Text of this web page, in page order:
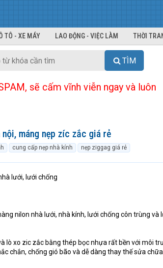
TÔ - XE MÁY LAO ĐỘNG - VIỆC LÀM THỜI
TÌM
sẽ cấm vĩnh viễn ngay và luôn
máng nẹp zíc zắc giá rẻ
cung cấp nẹp nhà kính nẹp ziggag giá rẻ
lưới, lưới chống
nilon nhà lưới, nhà kính, lưới chống côn trùng và
lò xo zic zắc bằng thép bọc nhựa rất bền với môi
chắn, chống gió bão và dễ dàng thay thế sửa